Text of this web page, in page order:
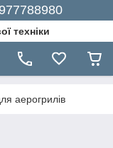
техніки
аерогрилів